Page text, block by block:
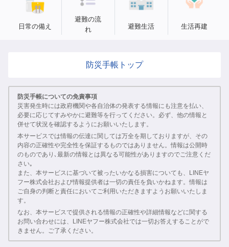
日常の備え
避難の流
れ
避難生活 生活再建
防災手帳トップ
防災手帳についての免責事項
災害発生時には政府機関や各自治体の発表する情報にも注意を払い、
必要に応じてすみやかに避難等を行ってください。必ず、他の情報と
併せて状況を確認するようにお願いいたします。
本サービスでは情報の伝達に関しては万全を期しておりますが、その
内容の正確性や完全性を保証するものではありません。情報は公開時
のものであり､最新の情報とは異なる可能性がありますのでご注意くだ
さい｡
また、本サービスに基づいて被ったいかなる損害についても、LINEヤ
フー株式会社および情報提供者は一切の責任を負いかねます。情報は
ご自身の判断と責任においてご利用いただきますようお願いいたしま
す。
なお、本サービスで提供される情報の正確性や詳細情報などに関する
お問い合わせには、LINEヤフー株式会社では一切お答えすることがで
きません。ご了承ください。